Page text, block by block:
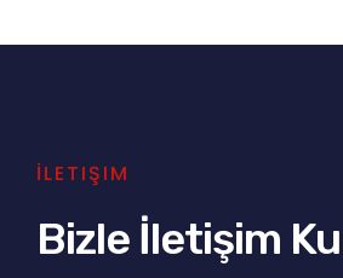
İLETIŞIM
Bizle İletişim